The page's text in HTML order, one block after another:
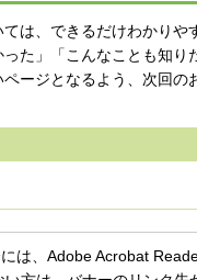
は、できるだけわかりや
た」「こんなことも知り
ージとなるよう、次回の
は、Adobe Acrobat